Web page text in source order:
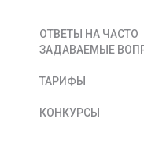
ОТВЕТЫ НА ЧАСТО
ЗАДАВАЕМЫЕ
ТАРИФЫ
КОНКУРСЫ